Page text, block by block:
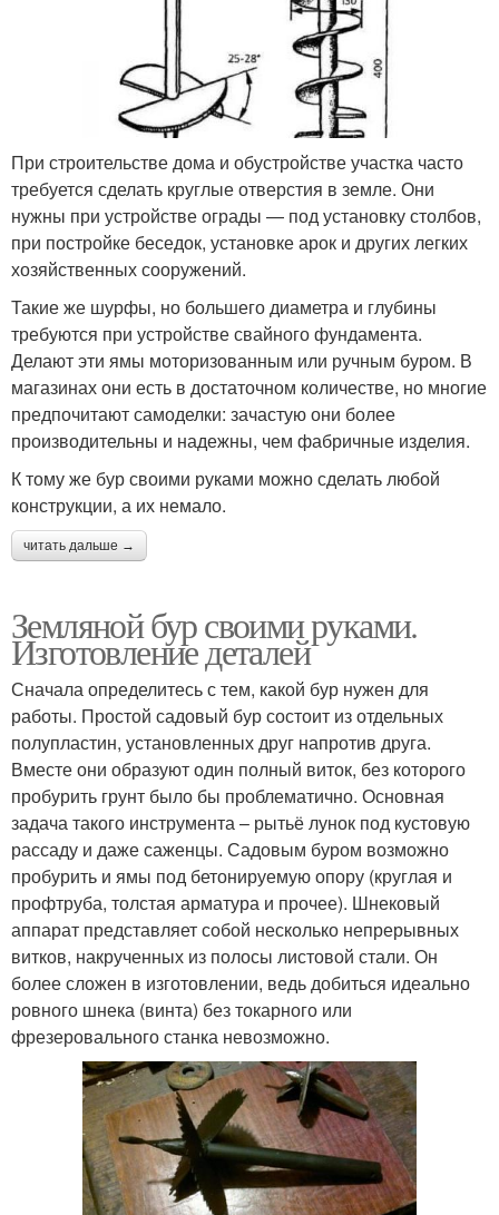
При строительстве дома и обустройстве участка часто
требуется сделать круглые отверстия в земле. Они
нужны при устройстве ограды — под установку столбов,
при постройке беседок, установке арок и других легких
хозяйственных сооружений.
Такие же шурфы, но большего диаметра и глубины
требуются при устройстве свайного фундамента.
Делают эти ямы моторизованным или ручным буром. В
магазинах они есть в достаточном количестве, но многие
предпочитают самоделки: зачастую они более
производительны и надежны, чем фабричные изделия.
К тому же бур своими руками можно сделать любой
конструкции, а их немало.
читать дальше →
Земляной бур своими руками.
Изготовление деталей
Сначала определитесь с тем, какой бур нужен для
работы. Простой садовый бур состоит из отдельных
полупластин, установленных друг напротив друга.
Вместе они образуют один полный виток, без которого
пробурить грунт было бы проблематично. Основная
задача такого инструмента – рытьё лунок под кустовую
рассаду и даже саженцы. Садовым буром возможно
пробурить и ямы под бетонируемую опору (круглая и
профтруба, толстая арматура и прочее). Шнековый
аппарат представляет собой несколько непрерывных
витков, накрученных из полосы листовой стали. Он
более сложен в изготовлении, ведь добиться идеально
ровного шнека (винта) без токарного или
фрезеровального станка невозможно.